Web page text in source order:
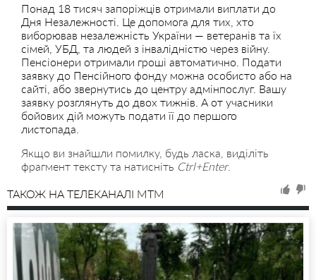
Понад 18 тисяч запоріжців отримали виплати до
Дня Незалежності. Це допомога для тих, хто
виборював незалежність України — ветеранів та їх
сімей, УБД, та людей з інвалідністю через війну.
Пенсіонери отримали гроші автоматично. Подати
заявку до Пенсійного фонду можна особисто або на
сайті, або звернутись до центру адмінпослуг. Вашу
заявку розглянуть до двох тижнів. А от учасники
бойових дій можуть подати її до першого
листопада.
Якщо ви знайшли помилку, будь ласка, виділіть
фрагмент тексту та натисніть Ctrl+Enter.
ТАКОЖ НА ТЕЛЕКАНАЛІ MTM